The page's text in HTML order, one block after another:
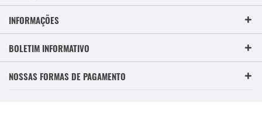
INFORMAÇÕES
BOLETIM INFORMATIVO
NOSSAS FORMAS DE PAGAMENTO